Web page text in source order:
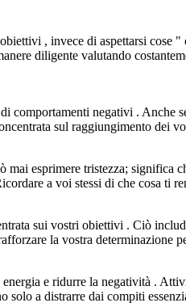
, invece di aspettarsi cose
diligente valutando
comportamenti negativi . Anche
sul raggiungimento dei
esprimere tristezza; significa
a voi stessi di che cosa ti
sui vostri obiettivi . Ciò
la vostra determinazione
e ridurre la negatività .
a distrarre dai compiti